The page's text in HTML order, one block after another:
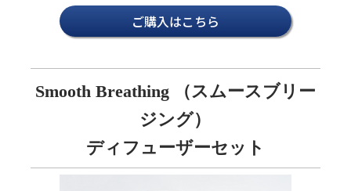
ご購入はこちら
Smooth Breathing （スムースブリー
ジング）
ディフューザーセット